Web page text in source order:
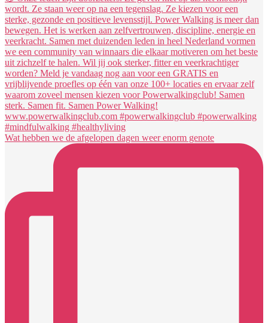
Wat hebben we de afgelopen dagen weer enorm genote